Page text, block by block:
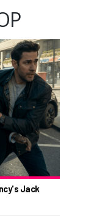
Jack